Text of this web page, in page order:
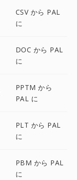
CSV から PAL
に
DOC から PAL
に
PPTM から
PAL に
PLT から PAL
に
PBM から PAL
に